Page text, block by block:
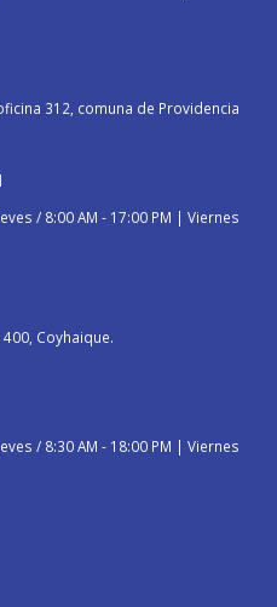
312, comuna de Providencia
/ 8:00 AM - 17:00 PM | Viernes
Coyhaique.
/ 8:30 AM - 18:00 PM | Viernes